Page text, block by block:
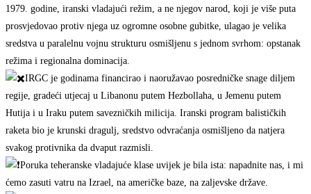
1979. godine, iranski vladajući režim, a ne njegov narod, koji je više puta
prosvjedovao protiv njega uz ogromne osobne gubitke, ulagao je velika
sredstva u paralelnu vojnu strukturu osmišljenu s jednom svrhom: opstanak
režima i regionalna dominacija.
IRGC je godinama financirao i naoružavao posredničke snage diljem
regije, gradeći utjecaj u Libanonu putem Hezbollaha, u Jemenu putem
Hutija i u Iraku putem savezničkih milicija. Iranski program balističkih
raketa bio je krunski dragulj, sredstvo odvraćanja osmišljeno da natjera
svakog protivnika da dvaput razmisli.
Poruka teheranske vladajuće klase uvijek je bila ista: napadnite nas, i mi
ćemo zasuti vatru na Izrael, na američke baze, na zaljevske države.